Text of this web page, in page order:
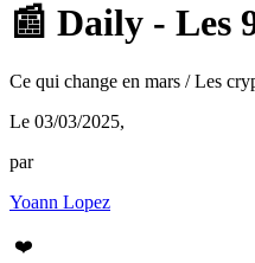
📰 Daily - Les
Ce qui change en mars / Les
Le 03/03/2025,
par
Yoann Lopez
❤️